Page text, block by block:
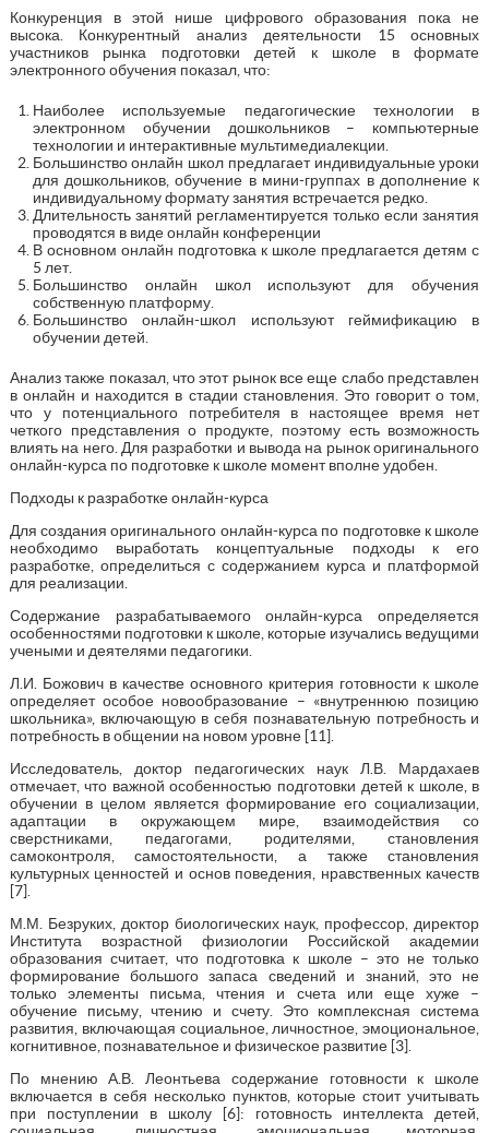
Конкуренция в этой нише цифрового образования пока не
высока. Конкурентный анализ деятельности 15 основных
участников рынка подготовки детей к школе в формате
электронного обучения показал, что:
Наиболее используемые педагогические технологии в
электронном обучении дошкольников – компьютерные
технологии и интерактивные мультимедиалекции.
Большинство онлайн школ предлагает индивидуальные уроки
для дошкольников, обучение в мини-группах в дополнение к
индивидуальному формату занятия встречается редко.
Длительность занятий регламентируется только если занятия
проводятся в виде онлайн конференции
В основном онлайн подготовка к школе предлагается детям с
5 лет.
Большинство онлайн школ используют для обучения
собственную платформу.
Большинство онлайн-школ используют геймификацию в
обучении детей.
Анализ также показал, что этот рынок все еще слабо представлен
в онлайн и находится в стадии становления. Это говорит о том,
что у потенциального потребителя в настоящее время нет
четкого представления о продукте, поэтому есть возможность
влиять на него. Для разработки и вывода на рынок оригинального
онлайн-курса по подготовке к школе момент вполне удобен.
Подходы к разработке онлайн-курса
Для создания оригинального онлайн-курса по подготовке к школе
необходимо выработать концептуальные подходы к его
разработке, определиться с содержанием курса и платформой
для реализации.
Содержание разрабатываемого онлайн-курса определяется
особенностями подготовки к школе, которые изучались ведущими
учеными и деятелями педагогики.
Л.И. Божович в качестве основного критерия готовности к школе
определяет особое новообразование – «внутреннюю позицию
школьника», включающую в себя познавательную потребность и
потребность в общении на новом уровне [11].
Исследователь, доктор педагогических наук Л.В. Мардахаев
отмечает, что важной особенностью подготовки детей к школе, в
обучении в целом является формирование его социализации,
адаптации в окружающем мире, взаимодействия со
сверстниками, педагогами, родителями, становления
самоконтроля, самостоятельности, а также становления
культурных ценностей и основ поведения, нравственных качеств
[7].
М.М. Безруких, доктор биологических наук, профессор, директор
Института возрастной физиологии Российской академии
образования считает, что подготовка к школе – это не только
формирование большого запаса сведений и знаний, это не
только элементы письма, чтения и счета или еще хуже –
обучение письму, чтению и счету. Это комплексная система
развития, включающая социальное, личностное, эмоциональное,
когнитивное, познавательное и физическое развитие [3].
По мнению А.В. Леонтьева содержание готовности к школе
включается в себя несколько пунктов, которые стоит учитывать
при поступлении в школу [6]: готовность интеллекта детей,